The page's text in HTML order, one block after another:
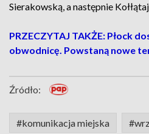
Sierakowską, a następnie
PRZECZYTAJ TAKŻE: Płock
obwodnicę. Powstaną nowe
Źródło:
#komunikacja miejska